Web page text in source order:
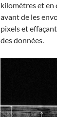
kilomètres et en
avant de les
pixels et
des données.